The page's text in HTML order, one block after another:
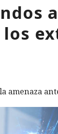
los
amenaza